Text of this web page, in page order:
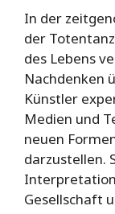
In der
der
des Lebens
Nachdenken
Künstler
Medien und
neuen
darzustellen.
Gesellschaft